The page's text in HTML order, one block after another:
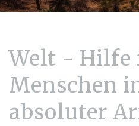
Welt - Hilfe
Menschen
absoluter